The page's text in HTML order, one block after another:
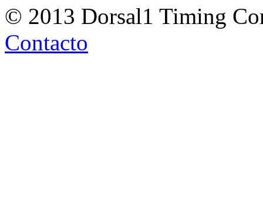
© 2013 Dorsal1 Timing
Contacto